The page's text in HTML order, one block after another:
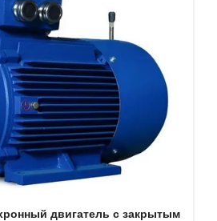
двигатель с закрытым